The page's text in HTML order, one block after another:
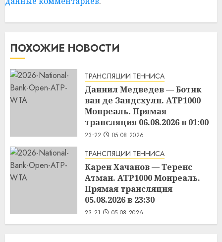
ПОХОЖИЕ НОВОСТИ
ТРАНСЛЯЦИИ ТЕННИСА
Даниил Медведев — Ботик
ван де Зандсхулп. ATP1000
Монреаль. Прямая
трансляция 06.08.2026 в 01:00
23:22 05.08.2026
ТРАНСЛЯЦИИ ТЕННИСА
Карен Хачанов — Теренс
Атман. ATP1000 Монреаль.
Прямая трансляция
05.08.2026 в 23:30
23:21 05.08.2026